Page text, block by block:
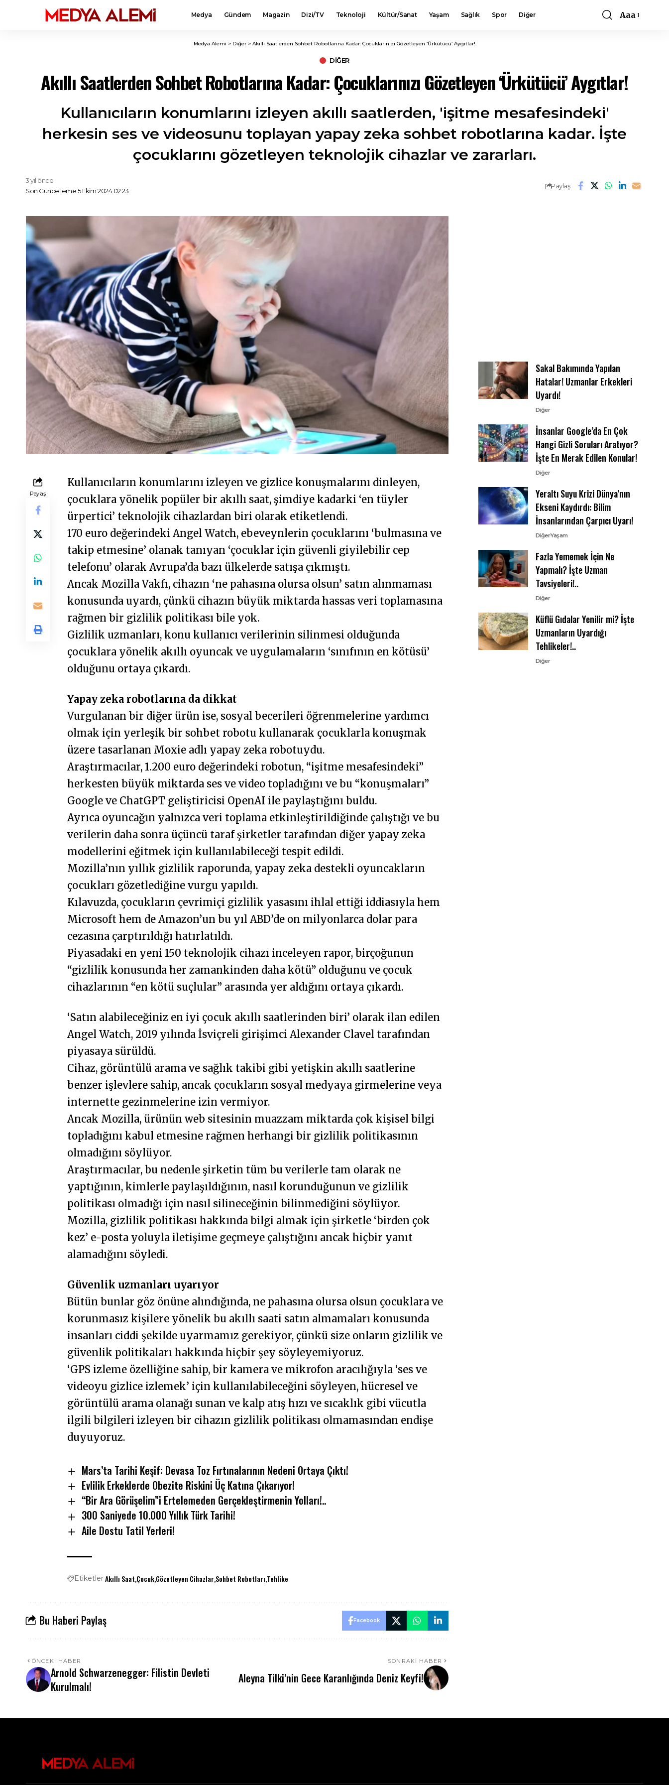
Medya Gündem Magazin Dizi/TV Teknoloji Kültür/Sanat Yaşam Sağlık Spor Diğer
Font
Aaa
Medya Alemi > Diğer > Akıllı Saatlerden Sohbet Robotlarına Kadar: Çocuklarınızı Gözetleyen ‘Ürkütücü’ Aygıtlar!
DIĞER
Akıllı Saatlerden Sohbet Robotlarına Kadar: Çocuklarınızı Gözetleyen ‘Ürkütücü’ Aygıtlar!
Kullanıcıların konumlarını izleyen akıllı saatlerden, 'işitme mesafesindeki'
herkesin ses ve videosunu toplayan yapay zeka sohbet robotlarına kadar. İşte
çocuklarını gözetleyen teknolojik cihazlar ve zararları.
Son Güncelleme 5 Ekim 2024 02:23
3 yıl önce
Paylaş
Paylaş
Kullanıcıların konumlarını izleyen ve gizlice konuşmalarını dinleyen,
çocuklara yönelik popüler bir akıllı saat, şimdiye kadarki ‘en tüyler
ürpertici’ teknolojik cihazlardan biri olarak etiketlendi.
170 euro değerindeki Angel Watch, ebeveynlerin çocuklarını ‘bulmasına ve
takip etmesine’ olanak tanıyan ‘çocuklar için güvenli giyilebilir cep
telefonu’ olarak Avrupa’da bazı ülkelerde satışa çıkmıştı.
Ancak Mozilla Vakfı, cihazın ‘ne pahasına olursa olsun’ satın alınmaması
konusunda uyardı, çünkü cihazın büyük miktarda hassas veri toplamasına
rağmen bir gizlilik politikası bile yok.
Gizlilik uzmanları, konu kullanıcı verilerinin silinmesi olduğunda
çocuklara yönelik akıllı oyuncak ve uygulamaların ‘sınıfının en kötüsü’
olduğunu ortaya çıkardı.
Yapay zeka robotlarına da dikkat
Vurgulanan bir diğer ürün ise, sosyal becerileri öğrenmelerine yardımcı
olmak için yerleşik bir sohbet robotu kullanarak çocuklarla konuşmak
üzere tasarlanan Moxie adlı yapay zeka robotuydu.
Araştırmacılar, 1.200 euro değerindeki robotun, “işitme mesafesindeki”
herkesten büyük miktarda ses ve video topladığını ve bu “konuşmaları”
Google ve ChatGPT geliştiricisi OpenAI ile paylaştığını buldu.
Ayrıca oyuncağın yalnızca veri toplama etkinleştirildiğinde çalıştığı ve bu
verilerin daha sonra üçüncü taraf şirketler tarafından diğer yapay zeka
modellerini eğitmek için kullanılabileceği tespit edildi.
Mozilla’nın yıllık gizlilik raporunda, yapay zeka destekli oyuncakların
çocukları gözetlediğine vurgu yapıldı.
Kılavuzda, çocukların çevrimiçi gizlilik yasasını ihlal ettiği iddiasıyla hem
Microsoft hem de Amazon’un bu yıl ABD’de on milyonlarca dolar para
cezasına çarptırıldığı hatırlatıldı.
Piyasadaki en yeni 150 teknolojik cihazı inceleyen rapor, birçoğunun
“gizlilik konusunda her zamankinden daha kötü” olduğunu ve çocuk
cihazlarının “en kötü suçlular” arasında yer aldığını ortaya çıkardı.
‘Satın alabileceğiniz en iyi çocuk akıllı saatlerinden biri’ olarak ilan edilen
Angel Watch, 2019 yılında İsviçreli girişimci Alexander Clavel tarafından
piyasaya sürüldü.
Cihaz, görüntülü arama ve sağlık takibi gibi yetişkin akıllı saatlerine
benzer işlevlere sahip, ancak çocukların sosyal medyaya girmelerine veya
internette gezinmelerine izin vermiyor.
Ancak Mozilla, ürünün web sitesinin muazzam miktarda çok kişisel bilgi
topladığını kabul etmesine rağmen herhangi bir gizlilik politikasının
olmadığını söylüyor.
Araştırmacılar, bu nedenle şirketin tüm bu verilerle tam olarak ne
yaptığının, kimlerle paylaşıldığının, nasıl korunduğunun ve gizlilik
politikası olmadığı için nasıl silineceğinin bilinmediğini söylüyor.
Mozilla, gizlilik politikası hakkında bilgi almak için şirketle ‘birden çok
kez’ e-posta yoluyla iletişime geçmeye çalıştığını ancak hiçbir yanıt
alamadığını söyledi.
Güvenlik uzmanları uyarıyor
Bütün bunlar göz önüne alındığında, ne pahasına olursa olsun çocuklara ve
korunmasız kişilere yönelik bu akıllı saati satın almamaları konusunda
insanları ciddi şekilde uyarmamız gerekiyor, çünkü size onların gizlilik ve
güvenlik politikaları hakkında hiçbir şey söyleyemiyoruz.
‘GPS izleme özelliğine sahip, bir kamera ve mikrofon aracılığıyla ‘ses ve
videoyu gizlice izlemek’ için kullanılabileceğini söyleyen, hücresel ve
görüntülü arama olanağı sunan ve kalp atış hızı ve sıcaklık gibi vücutla
ilgili bilgileri izleyen bir cihazın gizlilik politikası olmamasından endişe
duyuyoruz.
Mars’ta Tarihi Keşif: Devasa Toz Fırtınalarının Nedeni Ortaya Çıktı!
Evlilik Erkeklerde Obezite Riskini Üç Katına Çıkarıyor!
“Bir Ara Görüşelim”i Ertelemeden Gerçekleştirmenin Yolları!..
300 Saniyede 10.000 Yıllık Türk Tarihi!
Aile Dostu Tatil Yerleri!
EtiketlerAkıllı Saat ÇocukGözetleyen Cihazlar Sohbet Robotları Tehlike
Bu Haberi Paylaş Facebook
ÖNCEKI HABER
Arnold Schwarzenegger: Filistin Devleti
Kurulmalı!
SONRAKI HABER
Aleyna Tilki’nin Gece Karanlığında Deniz Keyfi!
Sakal Bakımında Yapılan
Hatalar! Uzmanlar Erkekleri
Uyardı!
Diğer
İnsanlar Google’da En Çok
Hangi Gizli Soruları Aratıyor?
İşte En Merak Edilen Konular!
Diğer
Yeraltı Suyu Krizi Dünya’nın
Ekseni Kaydırdı: Bilim
İnsanlarından Çarpıcı Uyarı!
DiğerYaşam
Fazla Yememek İçin Ne
Yapmalı? İşte Uzman
Tavsiyeleri!..
Diğer
Küflü Gıdalar Yenilir mi? İşte
Uzmanların Uyardığı
Tehlikeler!..
Diğer